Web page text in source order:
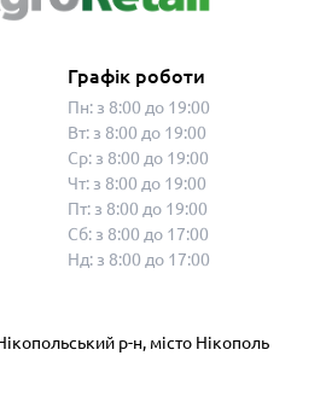
Графік роботи
Пн: з 8:00 до 19:00
Вт: з 8:00 до 19:00
Ср: з 8:00 до 19:00
Чт: з 8:00 до 19:00
Пт: з 8:00 до 19:00
Сб: з 8:00 до 17:00
Нд: з 8:00 до 17:00
р-н, місто Нікополь